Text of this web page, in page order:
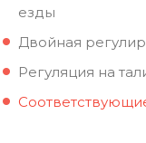
езды
Двойная
Регуляция на